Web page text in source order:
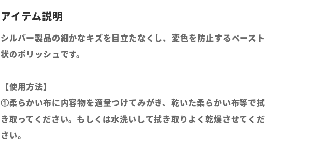
シルバー製品の細かなキズを目立たなくし、変色を防止するペースト
状のポリッシュです。
【使用方法】
①柔らかい布に内容物を適量つけてみがき、乾いた柔らかい布等で拭
き取ってください。もしくは水洗いして拭き取りよく乾燥させてくだ
さい。